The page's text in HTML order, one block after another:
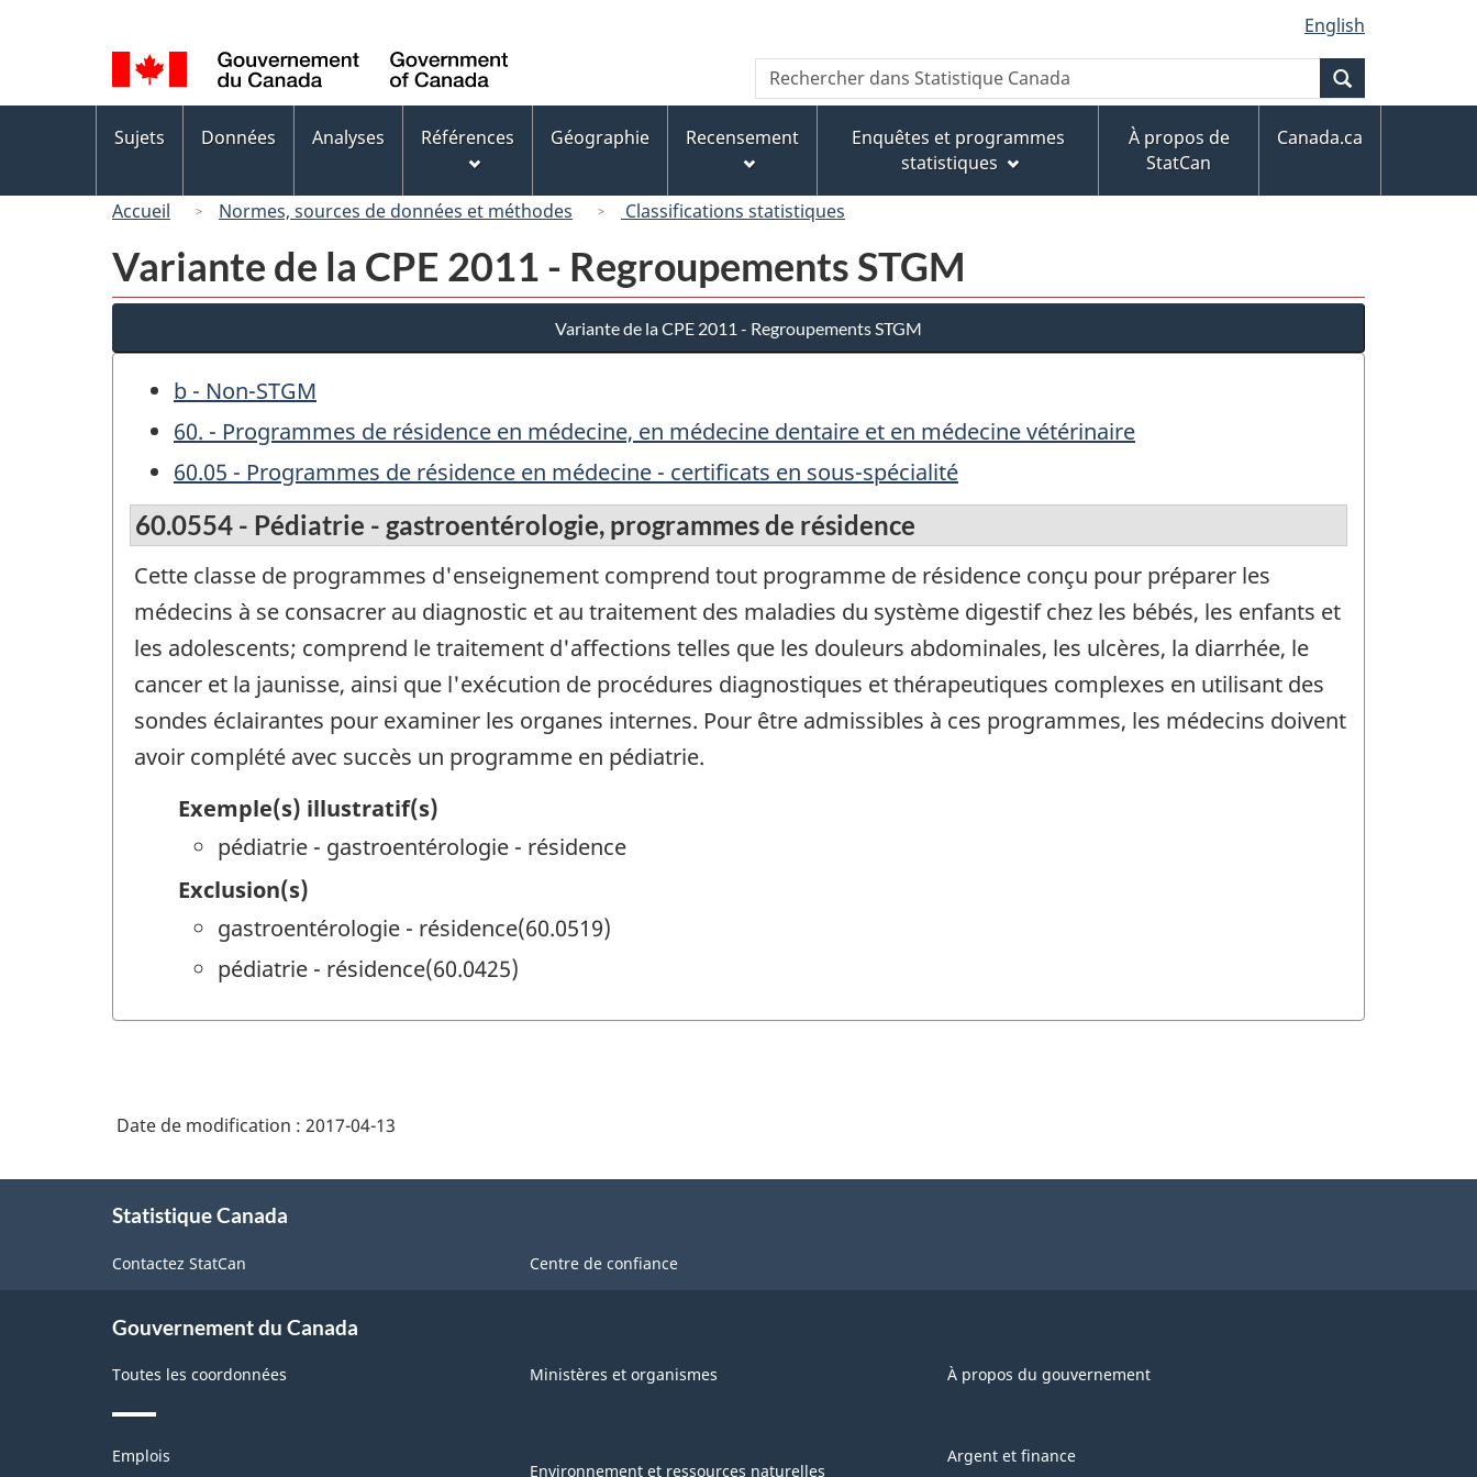
au
contenu
principal
« À
propos
de
ce
version
HTML
simplifiée
de
la
langue
English
Canada
Recherche
Rechercher
dans
Canada
des
Sujets Données Analyses Références Géographie Recensement
Enquêtes et programmes
statistiques
À propos de
StatCan
Canada.ca
Accueil Normes, sources de données et méthodes Classifications statistiques
Variante de la CPE 2011 - Regroupements STGM
Variante de la CPE 2011 - Regroupements STGM
b - Non-STGM
60. - Programmes de résidence en médecine, en médecine dentaire et en médecine vétérinaire
60.05 - Programmes de résidence en médecine - certificats en sous-spécialité
60.0554 - Pédiatrie - gastroentérologie, programmes de résidence
Cette classe de programmes d'enseignement comprend tout programme de résidence conçu pour préparer les
médecins à se consacrer au diagnostic et au traitement des maladies du système digestif chez les bébés, les enfants et
les adolescents; comprend le traitement d'affections telles que les douleurs abdominales, les ulcères, la diarrhée, le
cancer et la jaunisse, ainsi que l'exécution de procédures diagnostiques et thérapeutiques complexes en utilisant des
sondes éclairantes pour examiner les organes internes. Pour être admissibles à ces programmes, les médecins doivent
avoir complété avec succès un programme en pédiatrie.
Exemple(s) illustratif(s)
pédiatrie - gastroentérologie - résidence
Exclusion(s)
gastroentérologie - résidence(60.0519)
pédiatrie - résidence(60.0425)
Date de modification : 2017-04-13
Statistique Canada
Contactez StatCan Centre de confiance
Gouvernement du Canada
Toutes les coordonnées Ministères et organismes À propos du gouvernement
Thèmes
Emplois
Environnement et ressources naturelles
Argent et finance